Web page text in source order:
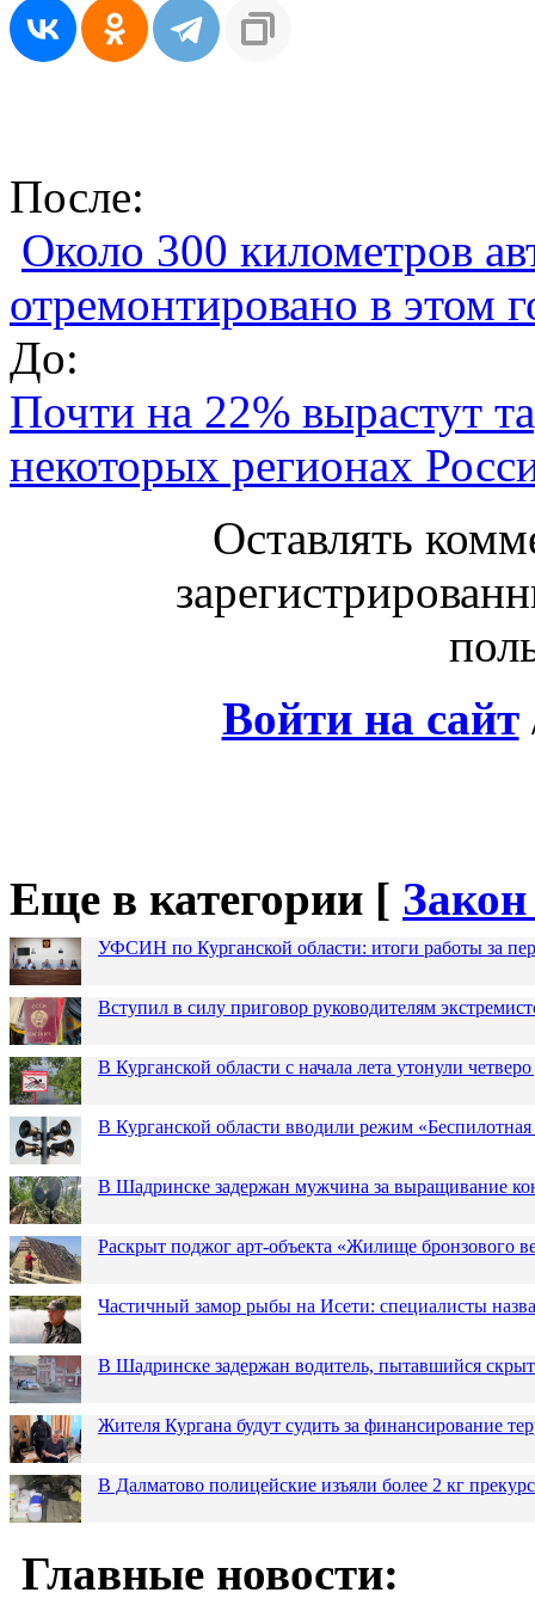
После:
Около 300 километров
отремонтировано в этом
До:
Почти на 22% вырастут
некоторых регионах
Оставлять
Войти на сайт
Еще в категории [
УФСИН по Курганской области: итоги работы за
Вступил в силу приговор руководителям
В Курганской области с начала лета утонули четверо
В Курганской области вводили режим «Беспилотная
В Шадринске задержан мужчина за выращивание
Раскрыт поджог арт-объекта «Жилище бронзового
Частичный замор рыбы на Исети: специалисты
В Шадринске задержан водитель, пытавшийся
Жителя Кургана будут судить за финансирование
В Далматово полицейские изъяли более 2 кг
Главные новости: